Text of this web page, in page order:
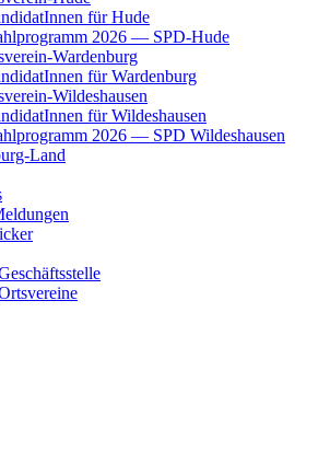
für Hude
2026 — SPD-Hude
War­­den­­burg
für War­den­burg
Wil­­des­hau­­sen
für Wil­des­hau­sen
2026 — SPD Wil­des­hau­sen
Land